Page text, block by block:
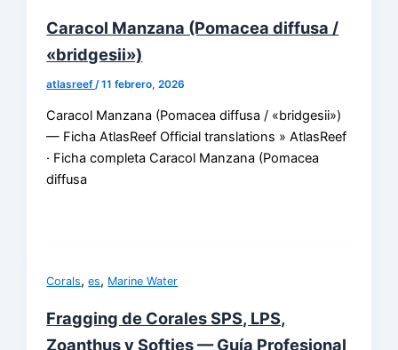
Caracol Manzana (Pomacea diffusa /
«bridgesii»)
atlasreef /11 febrero, 2026
Caracol Manzana (Pomacea diffusa / «bridgesii»)
— Ficha AtlasReef Official translations » AtlasReef
· Ficha completa Caracol Manzana (Pomacea
diffusa
Corals,es, Marine Water
Fragging de Corales SPS, LPS,
Zoanthus y Softies — Guía Profesional